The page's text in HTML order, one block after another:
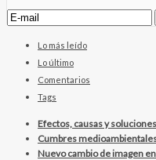
Lo más leído
Lo último
Comentarios
Tags
Efectos, causas y
Cumbres
Nuevo cambio de imagen